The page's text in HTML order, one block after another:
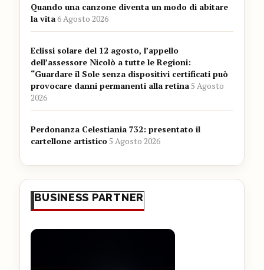
Quando una canzone diventa un modo di abitare
la vita6 Agosto 2026
Eclissi solare del 12 agosto, l’appello
dell’assessore Nicolò a tutte le Regioni:
“Guardare il Sole senza dispositivi certificati può
provocare danni permanenti alla retina5 Agosto
2026
Perdonanza Celestiania 732: presentato il
cartellone artistico5 Agosto 2026
BUSINESS PARTNER